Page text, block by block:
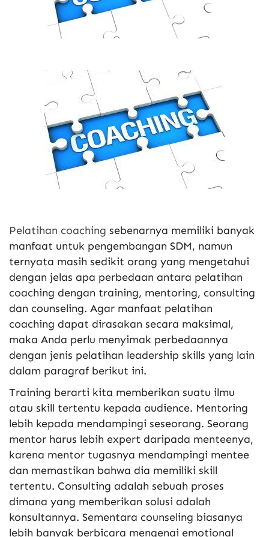
Pelatihan coaching sebenarnya memiliki banyak
manfaat untuk pengembangan SDM, namun
ternyata masih sedikit orang yang mengetahui
dengan jelas apa perbedaan antara pelatihan
coaching dengan training, mentoring, consulting
dan counseling. Agar manfaat pelatihan
coaching dapat dirasakan secara maksimal,
maka Anda perlu menyimak perbedaannya
dengan jenis pelatihan leadership skills yang lain
dalam paragraf berikut ini.
Training berarti kita memberikan suatu ilmu
atau skill tertentu kepada audience. Mentoring
lebih kepada mendampingi seseorang. Seorang
mentor harus lebih expert daripada menteenya,
karena mentor tugasnya mendampingi mentee
dan memastikan bahwa dia memiliki skill
tertentu. Consulting adalah sebuah proses
dimana yang memberikan solusi adalah
konsultannya. Sementara counseling biasanya
lebih banyak berbicara mengenai emotional